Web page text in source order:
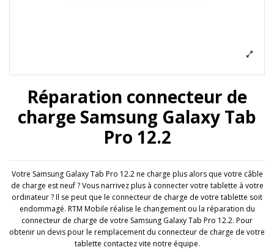
Réparation connecteur de
charge Samsung Galaxy Tab
Pro 12.2
Votre Samsung Galaxy Tab Pro 12.2 ne charge plus alors que votre câble
de charge est neuf ? Vous narrivez plus à connecter votre tablette à votre
ordinateur ? Il se peut que le connecteur de charge de votre tablette soit
endommagé. RTM Mobile réalise le changement ou la réparation du
connecteur de charge de votre Samsung Galaxy Tab Pro 12.2. Pour
obtenir un devis pour le remplacement du connecteur de charge de votre
tablette contactez vite notre équipe.